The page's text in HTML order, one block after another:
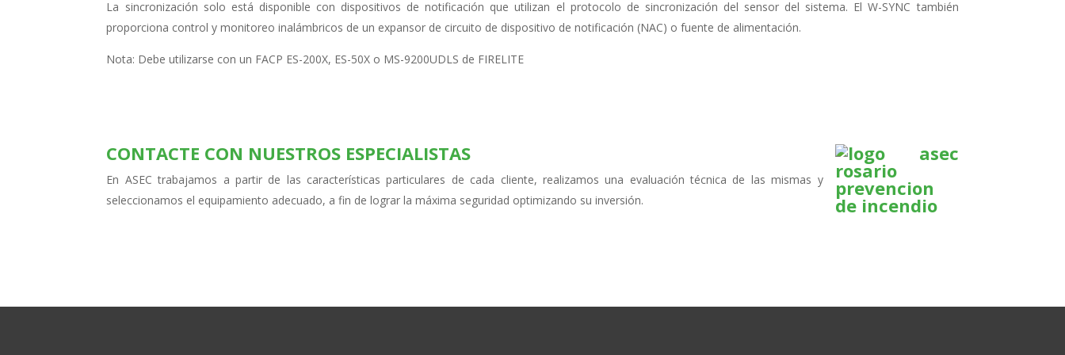
La sincronización solo está disponible con dispositivos de notificación que utilizan el protocolo de sincronización del sensor del sistema. El W-SYNC también
proporciona control y monitoreo inalámbricos de un expansor de circuito de dispositivo de notificación (NAC) o fuente de alimentación.
Nota: Debe utilizarse con un FACP ES-200X, ES-50X o MS-9200UDLS de FIRELITE
CONTACTE CON NUESTROS ESPECIALISTAS
En ASEC trabajamos a partir de las características particulares de cada cliente, realizamos una evaluación técnica de las mismas y
seleccionamos el equipamiento adecuado, a fin de lograr la máxima seguridad optimizando su inversión.